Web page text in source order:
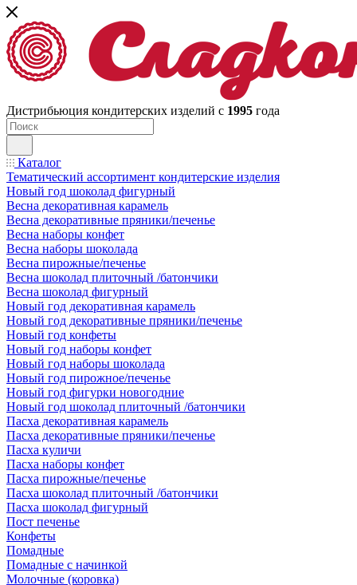
Дистрибьюция кондитерских изделий с 1995 года
Каталог
Тематический ассортимент кондитерские изделия
Новый год шоколад фигурный
Весна декоративная карамель
Весна декоративные пряники/печенье
Весна наборы конфет
Весна наборы шоколада
Весна пирожные/печенье
Весна шоколад плиточный /батончики
Весна шоколад фигурный
Новый год декоративная карамель
Новый год декоративные пряники/печенье
Новый год конфеты
Новый год наборы конфет
Новый год наборы шоколада
Новый год пирожное/печенье
Новый год фигурки новогодние
Новый год шоколад плиточный /батончики
Пасха декоративная карамель
Пасха декоративные пряники/печенье
Пасха куличи
Пасха наборы конфет
Пасха пирожные/печенье
Пасха шоколад плиточный /батончики
Пасха шоколад фигурный
Пост печенье
Конфеты
Помадные
Помадные с начинкой
Молочные (коровка)